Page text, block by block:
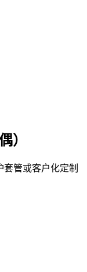
）
管或客户化定制